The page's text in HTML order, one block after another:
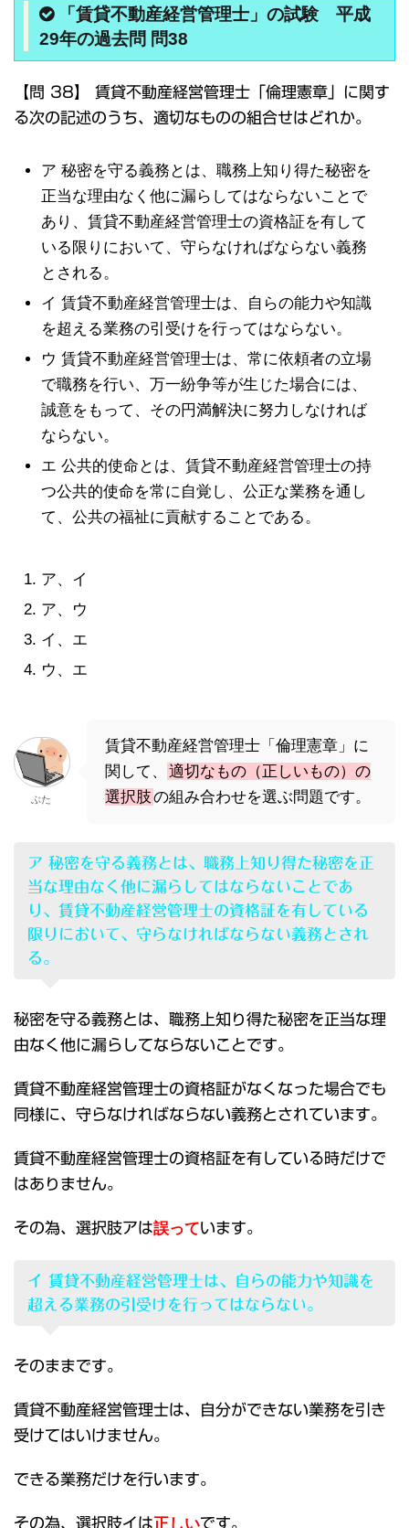
「賃貸不動産経営管理士」の試験 平成
29年の過去問 問38
【問 38】 賃貸不動産経営管理士「倫理憲章」に関す
る次の記述のうち、適切なものの組合せはどれか。
ア 秘密を守る義務とは、職務上知り得た秘密を
正当な理由なく他に漏らしてはならないことで
あり、賃貸不動産経営管理士の資格証を有して
いる限りにおいて、守らなければならない義務
とされる。
イ 賃貸不動産経営管理士は、自らの能力や知識
を超える業務の引受けを行ってはならない。
ウ 賃貸不動産経営管理士は、常に依頼者の立場
で職務を行い、万一紛争等が生じた場合には、
誠意をもって、その円満解決に努力しなければ
ならない。
エ 公共的使命とは、賃貸不動産経営管理士の持
つ公共的使命を常に自覚し、公正な業務を通し
て、公共の福祉に貢献することである。
ア、イ
ア、ウ
イ、エ
ウ、エ
ぶた
賃貸不動産経営管理士「倫理憲章」に
関して、
適切なもの（正しいもの）の
選択肢の組み合わせを選ぶ問題です。
ア 秘密を守る義務とは、職務上知り得た秘密を正
当な理由なく他に漏らしてはならないことであ
り、賃貸不動産経営管理士の資格証を有している
限りにおいて、守らなければならない義務とされ
る。
秘密を守る義務とは、職務上知り得た秘密を正当な理
由なく他に漏らしてならないことです。
賃貸不動産経営管理士の資格証がなくなった場合でも
同様に、守らなければならない義務とされています。
賃貸不動産経営管理士の資格証を有している時だけで
はありません。
その為、選択肢アは誤っています。
イ 賃貸不動産経営管理士は、自らの能力や知識を
超える業務の引受けを行ってはならない。
そのままです。
賃貸不動産経営管理士は、自分ができない業務を引き
受けてはいけません。
できる業務だけを行います。
その為、選択肢イは正しいです。